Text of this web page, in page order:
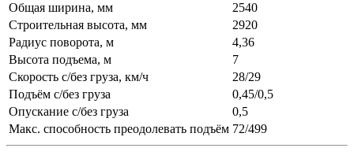
Общая ширина, мм
2540
Строительная высота, мм
2920
Радиус поворота, м
4,36
Высота подъема, м
7
Скорость с/без груза, км/ч
28/29
Подъём с/без груза
0,45/0,5
Опускание с/без груза
0,5
Макс. способность преодолевать подъём 72/499